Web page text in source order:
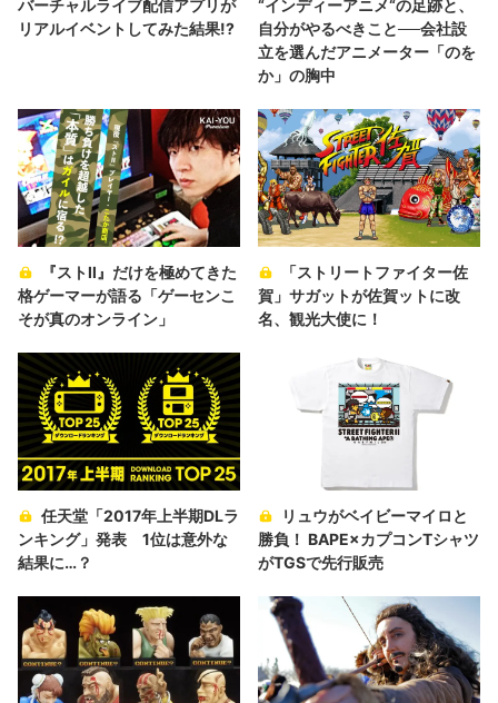
バーチャルライブ配信アプリが
リアルイベントしてみた結果!?
“インディーアニメ“の足跡と、
自分がやるべきこと──会社設
立を選んだアニメーター「のを
か」の胸中
『ストII』だけを極めてきた
格ゲーマーが語る「ゲーセンこ
そが真のオンライン」
「ストリートファイター佐
賀」サガットが佐賀ットに改
名、観光大使に！
任天堂「2017年上半期DLラ
ンキング」発表 1位は意外な
結果に…？
リュウがベイビーマイロと
勝負！ BAPE×カプコンTシャツ
がTGSで先行販売